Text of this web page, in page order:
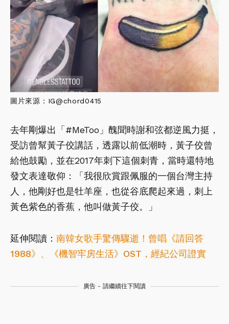
圖片來源 ：IG@chord0415
去年剛爆出「#MeToo」醜聞時謝和弦都逆風力挺，
受訪曾幫黃子佼講話，透露以前低潮時，黃子佼曾
給他鼓勵，並在2017年刺下這個刺青，當時還特地
發文表達敬仰：「我很欣賞跟佩服的一個台灣主持
人，他剛好也是牡羊座，也從谷底爬起來過，刺上
黃色紫色的香蕉，他叫做黃子佼。」
延伸閱讀： 南韓女歌手驚傳驟逝！曾唱《請回答
1988》、《機智牢房生活》OST，經紀公司證實
廣告 - 請繼續往下閱讀